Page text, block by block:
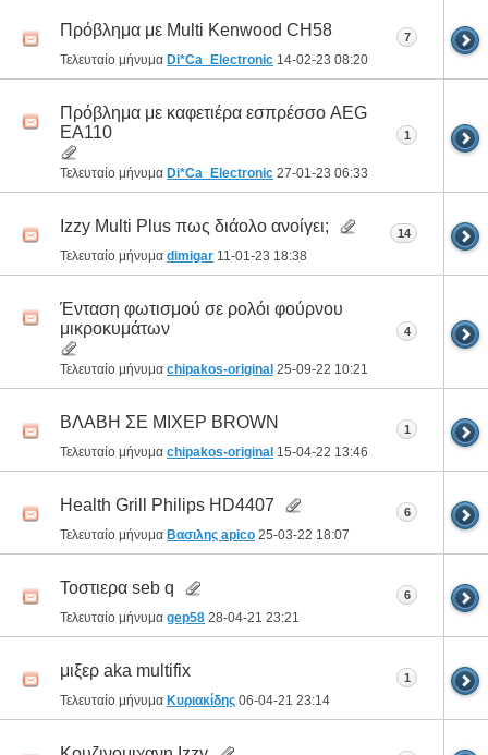
Πρόβλημα με Multi Kenwood CH58
Τελευταίο μήνυμα Di*Ca_Electronic 14-02-23 08:20
7
Πρόβλημα με καφετιέρα εσπρέσσο AEG
EA110
Τελευταίο μήνυμα Di*Ca_Electronic 27-01-23 06:33
1
Izzy Multi Plus πως διάολο ανοίγει;
Τελευταίο μήνυμα dimigar 11-01-23 18:38
14
Ένταση φωτισμού σε ρολόι φούρνου
μικροκυμάτων
Τελευταίο μήνυμα chipakos-original 25-09-22 10:21
4
ΒΛΑΒΗ ΣΕ ΜΙΧΕΡ BROWN
Τελευταίο μήνυμα chipakos-original 15-04-22 13:46
1
Health Grill Philips HD4407
Τελευταίο μήνυμα Βασιλης apico 25-03-22 18:07
6
Τοστιερα seb q
Τελευταίο μήνυμα gep58 28-04-21 23:21
6
μιξερ aka multifix
Τελευταίο μήνυμα Κυριακίδης 06-04-21 23:14
1